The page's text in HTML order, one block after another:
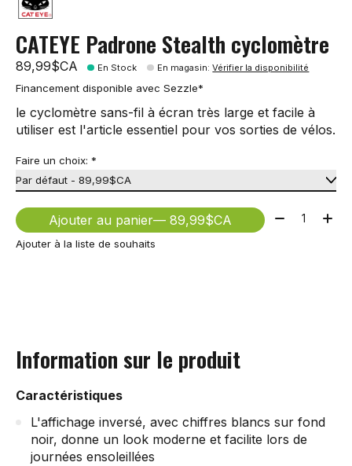
CATEYE Padrone Stealth cyclomètre
89,99$CA En Stock En magasin:Vérifier la disponibilité
Financement disponible avec Sezzle*
le cyclomètre sans-fil à écran très large et facile à
utiliser est l'article essentiel pour vos sorties de vélos.
Faire un choix: *
Ajouter au panier — 89,99$CA Quantité:
Ajouter à la liste de souhaits
Information sur le produit
Caractéristiques
L'affichage inversé, avec chiffres blancs sur fond
noir, donne un look moderne et facilite lors de
journées ensoleillées